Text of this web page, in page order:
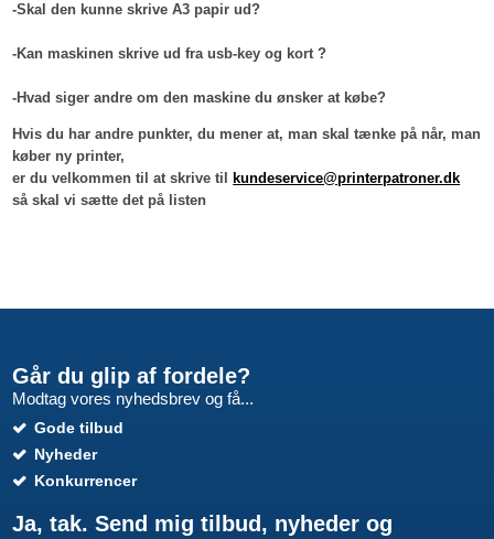
-Skal den kunne skrive A3 papir ud?
-Kan maskinen skrive ud fra usb-key og kort ?
-Hvad siger andre om den maskine du ønsker at købe?
Hvis du har andre punkter, du mener at, man skal tænke på når, man
køber ny printer,
er du velkommen til at skrive til
kundeservice@printerpatroner.dk
så skal vi sætte det på listen
Går du glip af fordele?
Modtag vores nyhedsbrev og få...
Gode tilbud
Nyheder
Konkurrencer
Ja, tak. Send mig tilbud, nyheder og